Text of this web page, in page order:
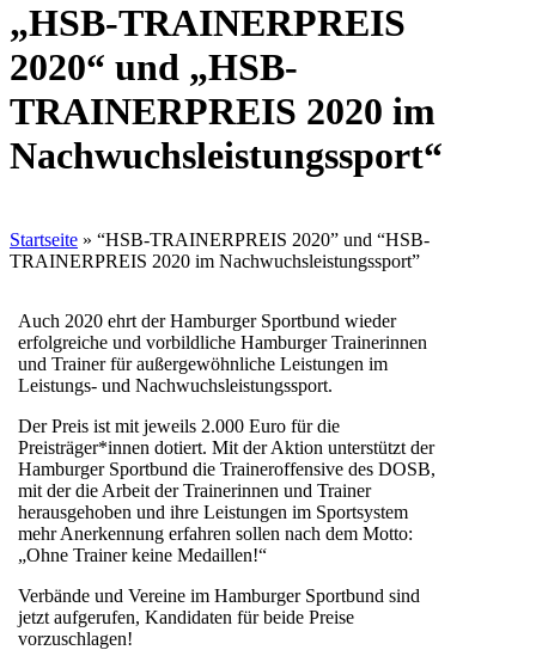
„HSB-TRAINERPREIS
2020“ und „HSB-
TRAINERPREIS 2020 im
Nachwuchsleistungssport“
Startseite » “HSB-TRAINERPREIS 2020” und “HSB-
TRAINERPREIS 2020 im Nachwuchsleistungssport”
Auch 2020 ehrt der Hamburger Sportbund wieder
erfolgreiche und vorbildliche Hamburger Trainerinnen
und Trainer für außergewöhnliche Leistungen im
Leistungs- und Nachwuchsleistungssport.
Der Preis ist mit jeweils 2.000 Euro für die
Preisträger*innen dotiert. Mit der Aktion unterstützt der
Hamburger Sportbund die Traineroffensive des DOSB,
mit der die Arbeit der Trainerinnen und Trainer
herausgehoben und ihre Leistungen im Sportsystem
mehr Anerkennung erfahren sollen nach dem Motto:
„Ohne Trainer keine Medaillen!“
Verbände und Vereine im Hamburger Sportbund sind
jetzt aufgerufen, Kandidaten für beide Preise
vorzuschlagen!